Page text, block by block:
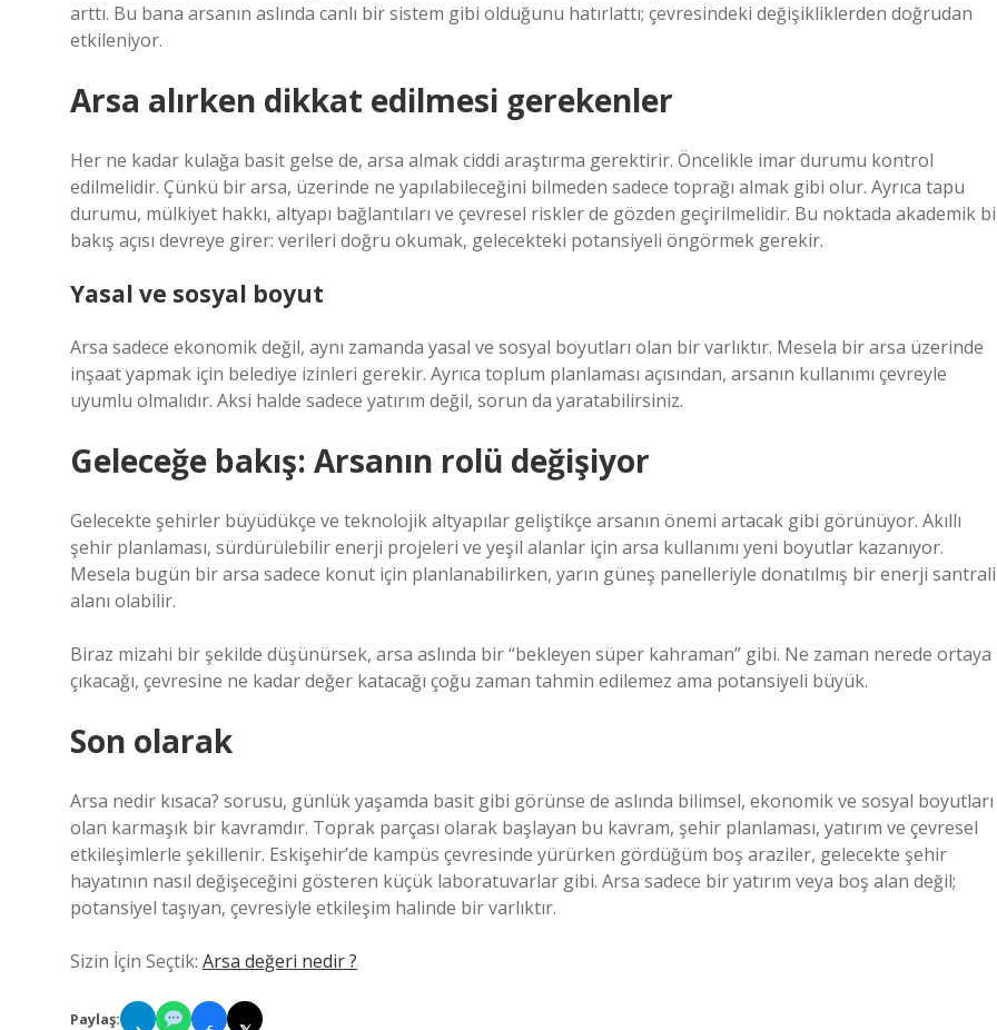
arttı. Bu bana arsanın aslında canlı bir sistem gibi olduğunu hatırlattı; çevresindeki değişikliklerden doğrudan
etkileniyor.
Arsa alırken dikkat edilmesi gerekenler
Her ne kadar kulağa basit gelse de, arsa almak ciddi araştırma gerektirir. Öncelikle imar durumu kontrol
edilmelidir. Çünkü bir arsa, üzerinde ne yapılabileceğini bilmeden sadece toprağı almak gibi olur. Ayrıca tapu
durumu, mülkiyet hakkı, altyapı bağlantıları ve çevresel riskler de gözden geçirilmelidir. Bu noktada akademik
bakış açısı devreye girer: verileri doğru okumak, gelecekteki potansiyeli öngörmek gerekir.
Yasal ve sosyal boyut
Arsa sadece ekonomik değil, aynı zamanda yasal ve sosyal boyutları olan bir varlıktır. Mesela bir arsa üzerinde
inşaat yapmak için belediye izinleri gerekir. Ayrıca toplum planlaması açısından, arsanın kullanımı çevreyle
uyumlu olmalıdır. Aksi halde sadece yatırım değil, sorun da yaratabilirsiniz.
Geleceğe bakış: Arsanın rolü değişiyor
Gelecekte şehirler büyüdükçe ve teknolojik altyapılar geliştikçe arsanın önemi artacak gibi görünüyor. Akıllı
şehir planlaması, sürdürülebilir enerji projeleri ve yeşil alanlar için arsa kullanımı yeni boyutlar kazanıyor.
Mesela bugün bir arsa sadece konut için planlanabilirken, yarın güneş panelleriyle donatılmış bir enerji santrali
alanı olabilir.
Biraz mizahi bir şekilde düşünürsek, arsa aslında bir “bekleyen süper kahraman” gibi. Ne zaman nerede ortaya
çıkacağı, çevresine ne kadar değer katacağı çoğu zaman tahmin edilemez ama potansiyeli büyük.
Son olarak
Arsa nedir kısaca? sorusu, günlük yaşamda basit gibi görünse de aslında bilimsel, ekonomik ve sosyal boyutları
olan karmaşık bir kavramdır. Toprak parçası olarak başlayan bu kavram, şehir planlaması, yatırım ve çevresel
etkileşimlerle şekillenir. Eskişehir’de kampüs çevresinde yürürken gördüğüm boş araziler, gelecekte şehir
hayatının nasıl değişeceğini gösteren küçük laboratuvarlar gibi. Arsa sadece bir yatırım veya boş alan değil;
potansiyel taşıyan, çevresiyle etkileşim halinde bir varlıktır.
Sizin İçin Seçtik: Arsa değeri nedir ?
Paylaş: